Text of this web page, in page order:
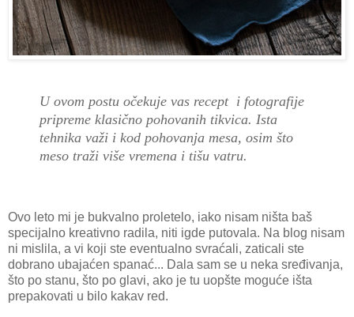
U ovom postu očekuje vas recept i fotografije
pripreme klasično pohovanih tikvica. Ista
tehnika važi i kod pohovanja mesa, osim što
meso traži više vremena i tišu vatru.
Ovo leto mi je bukvalno proletelo, iako nisam ništa baš
specijalno kreativno radila, niti igde putovala. Na blog nisam
ni mislila, a vi koji ste eventualno svraćali, zaticali ste
dobrano ubajaćen spanać... Dala sam se u neka sređivanja,
što po stanu, što po glavi, ako je tu uopšte moguće išta
prepakovati u bilo kakav red.